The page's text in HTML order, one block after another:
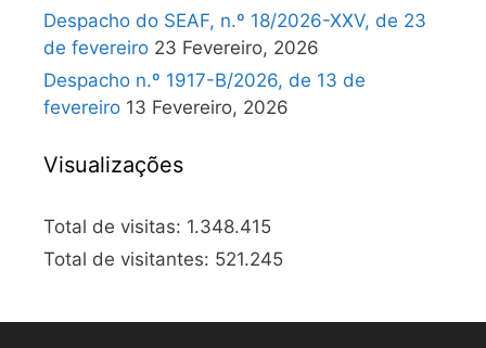
Despacho do SEAF, n.º 18/2026-XXV, de 23
de fevereiro 23 Fevereiro, 2026
Despacho n.º 1917-B/2026, de 13 de
fevereiro 13 Fevereiro, 2026
Visualizações
Total de visitas: 1.348.415
Total de visitantes: 521.245